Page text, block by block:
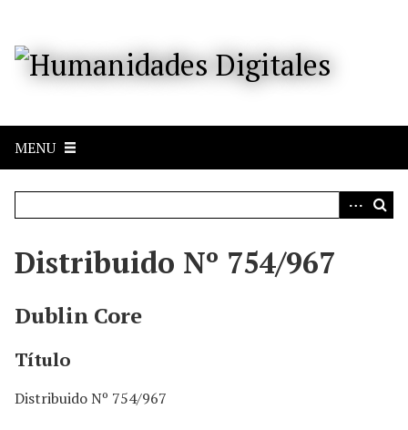
a
c
MENU
Distribuido Nº 754/967
Dublin Core
Título
Distribuido Nº 754/967